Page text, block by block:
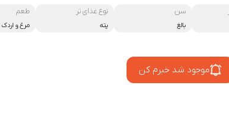
سن
بالغ
نوع غذای تر
پته
طعم
مرغ و اردک
موجود شد خبرم کن